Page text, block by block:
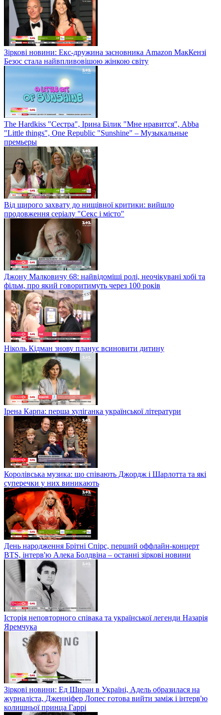
Зіркові новини: Екс-дружина засновника Amazon МакКензі
Безос стала найвпливовішою жінкою світу
The Hardkiss "Сестра", Ірина Білик "Мне нравится", Abba
"Little things", One Republic "Sunshine" – Музыкальные
премьеры
Від щирого захвату до нищівної критики: вийшло
продовження серіалу "Секс і місто"
Джону Малковичу 68: найвідоміші ролі, неочікувані хобі та
фільм, про який говоритимуть через 100 років
Ніколь Кідман знову планує всиновити дитину
Ірена Карпа: перша хуліганка української літератури
Королівська музика: що співають Джордж і Шарлотта та які
суперечки у них виникають
День народження Брітні Спірс, перший оффлайн-концерт
BTS, інтерв'ю Алека Болдвіна – останні зіркові новини
Історія неповторного співака та української легенди Назарія
Яремчука
Зіркові новини: Ед Ширан в Україні, Адель образилася на
журналіста, Дженніфер Лопес готова вийти заміж і інтерв'ю
колишньої принца Гаррі